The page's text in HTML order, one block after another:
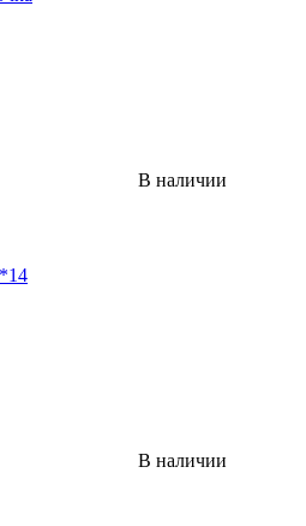
В наличии
В наличии